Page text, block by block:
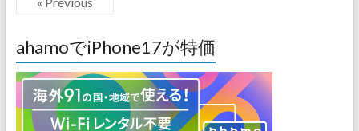
ahamoでiPhone17が特価